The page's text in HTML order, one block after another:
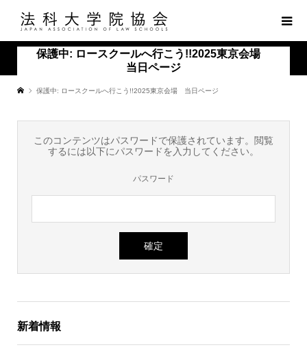
保護中: ロースクールへ行こう!!2025東京会場
当日ページ
保護中: ロースクールへ行こう!!2025東京会場 当日ページ
このコンテンツはパスワードで保護されています。閲覧
するには以下にパスワードを入力してください。
パスワード
新着情報